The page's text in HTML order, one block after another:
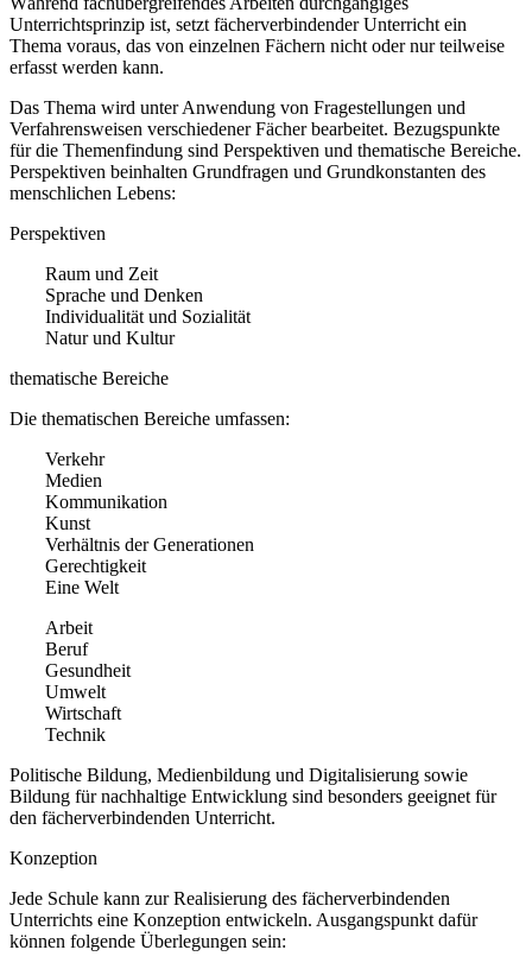
Unterrichtsprinzip ist, setzt fächerverbindender Unterricht ein
Thema voraus, das von einzelnen Fächern nicht oder nur teilweise
erfasst werden kann.
Das Thema wird unter Anwendung von Fragestellungen und
Verfahrensweisen verschiedener Fächer bearbeitet. Bezugspunkte
für die Themenfindung sind Perspektiven und thematische Bereiche.
Perspektiven beinhalten Grundfragen und Grundkonstanten des
menschlichen Lebens:
Perspektiven
Raum und Zeit
Sprache und Denken
Individualität und Sozialität
Natur und Kultur
thematische Bereiche
Die thematischen Bereiche umfassen:
Verkehr
Medien
Kommunikation
Kunst
Verhältnis der Generationen
Gerechtigkeit
Eine Welt
Arbeit
Beruf
Gesundheit
Umwelt
Wirtschaft
Technik
Politische Bildung, Medienbildung und Digitalisierung sowie
Bildung für nachhaltige Entwicklung sind besonders geeignet für
den fächerverbindenden Unterricht.
Konzeption
Jede Schule kann zur Realisierung des fächerverbindenden
Unterrichts eine Konzeption entwickeln. Ausgangspunkt dafür
können folgende Überlegungen sein: